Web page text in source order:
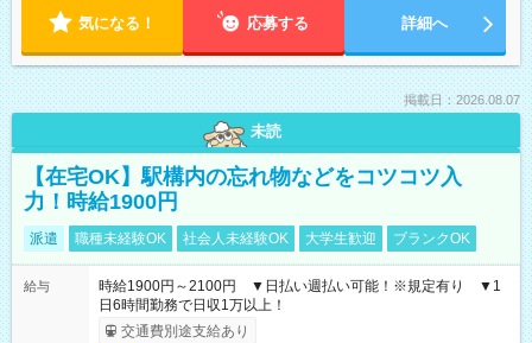
気になる！ 応募する 詳細へ
掲載日：2026.08.07
未読
【在宅OK】駅構内の忘れ物などをコツコツ入
力！時給1900円
派遣 職種未経験OK 社会人未経験OK 大学生歓迎 ブランクOK
給与
時給1900円～2100円 ▼日払い週払い可能！※規定有り ▼1
日6時間勤務で日収1万以上！
交通費別途支給あり